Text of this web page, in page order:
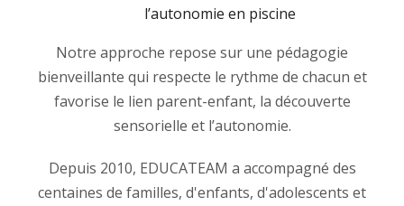
l’autonomie en piscine
Notre approche repose sur une pédagogie
bienveillante qui respecte le rythme de chacun et
favorise le lien parent-enfant, la découverte
sensorielle et l’autonomie.
Depuis 2010, EDUCATEAM a accompagné des
centaines de familles, d'enfants, d'adolescents et